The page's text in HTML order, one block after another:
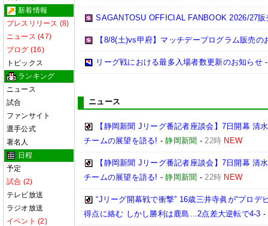
新着情報
プレスリリース (8)
ニュース (47)
ブログ (16)
トピックス
ランキング
ニュース
試合
ファンサイト
選手公式
著名人
日程
予定
試合 (2)
テレビ放送
ラジオ放送
イベント (2)
SAGANTOSU OFFICIAL FANBOOK 2026/27販
【8/8(土)vs甲府】マッチデープログラム販売の
リーグ戦における最多入場者数更新のお知らせ
ニュース
【静岡新聞 Jリーグ番記者座談会】7日開幕
チームの展望を語る! -静岡新聞 -22時 NEW
【静岡新聞 Jリーグ番記者座談会】7日開幕
チームの展望を語る! -静岡新聞 -22時 NEW
“Jリーグ開幕戦で衝撃” 16歳三井寺眞が“プロ
得点に絡む しかし勝利は鹿島…2点差大逆転で4-3 -